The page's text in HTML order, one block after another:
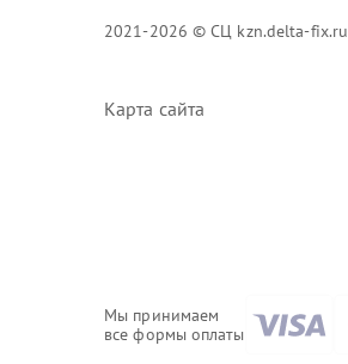
2021-2026 © СЦ kzn.delta-fix.ru
Карта сайта
Мы принимаем
все формы оплаты